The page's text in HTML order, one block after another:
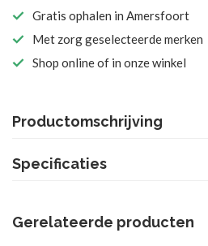
Gratis ophalen in Amersfoort
Met zorg geselecteerde merken
Shop online of in onze winkel
Productomschrijving
Specificaties
Gerelateerde producten